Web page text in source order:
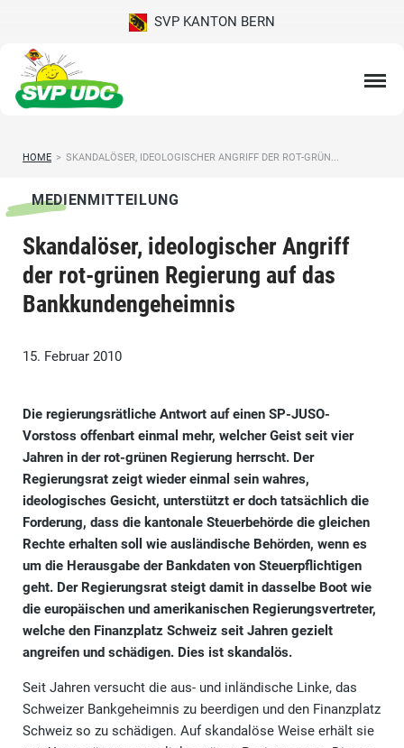
SVP KANTON BERN
HOME > SKANDALÖSER, IDEOLOGISCHER ANGRIFF DER ROT-GRÜN...
MEDIENMITTEILUNG
Skandalöser, ideologischer Angriff
der rot-grünen Regierung auf das
Bankkundengeheimnis
15. Februar 2010
Die regierungsrätliche Antwort auf einen SP-JUSO-
Vorstoss offenbart einmal mehr, welcher Geist seit vier
Jahren in der rot-grünen Regierung herrscht. Der
Regierungsrat zeigt wieder einmal sein wahres,
ideologisches Gesicht, unterstützt er doch tatsächlich die
Forderung, dass die kantonale Steuerbehörde die gleichen
Rechte erhalten soll wie ausländische Behörden, wenn es
um die Herausgabe der Bankdaten von Steuerpflichtigen
geht. Der Regierungsrat steigt damit in dasselbe Boot wie
die europäischen und amerikanischen Regierungsvertreter,
welche den Finanzplatz Schweiz seit Jahren gezielt
angreifen und schädigen. Dies ist skandalös.
Seit Jahren versucht die aus- und inländische Linke, das
Schweizer Bankgeheimnis zu beerdigen und den Finanzplatz
Schweiz so zu schädigen. Auf skandalöse Weise erhält sie